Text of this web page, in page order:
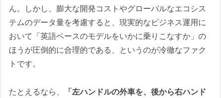
ん。しかし、膨大な開発コストやグローバルなエコシス
テムのデータ量を考慮すると、現実的なビジネス運用に
おいて「英語ベースのモデルをいかに乗りこなすか」の
ほうが圧倒的に合理的である、というのが冷徹なファク
トです。
たとえるなら、
「左ハンドルの外車を、後から右ハンド